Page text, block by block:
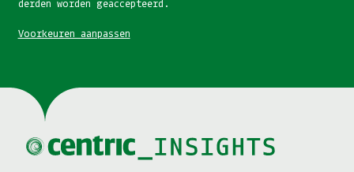
derden worden geaccepteerd.
Voorkeuren aanpassen